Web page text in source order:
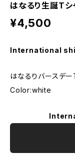
はなるり生誕T
¥4,500
International
はなるりバースデ
Color:white